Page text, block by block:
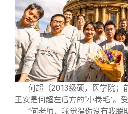
校友视界
校友服务
终身学习
信息化服务
校友总会
总会简介
关闭
何超（2013级硕，医学院；
王安是何超左后方的“小卷毛”。
“何老师，我觉得你没有我聪